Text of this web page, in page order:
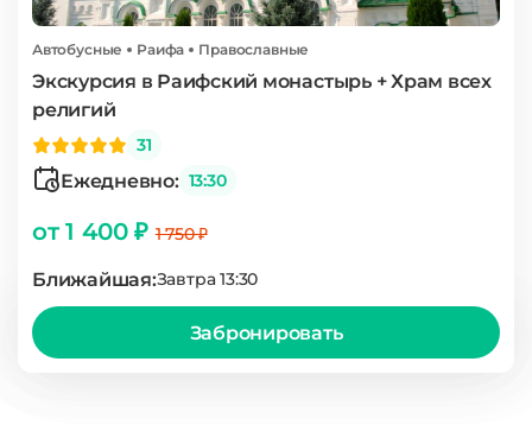
Автобусные Раифа Православные
Экскурсия в Раифский монастырь + Храм всех
религий
31
Ежедневно: 13:30
от 1 400 ₽1 750 ₽
Ближайшая:Завтра 13:30
Забронировать